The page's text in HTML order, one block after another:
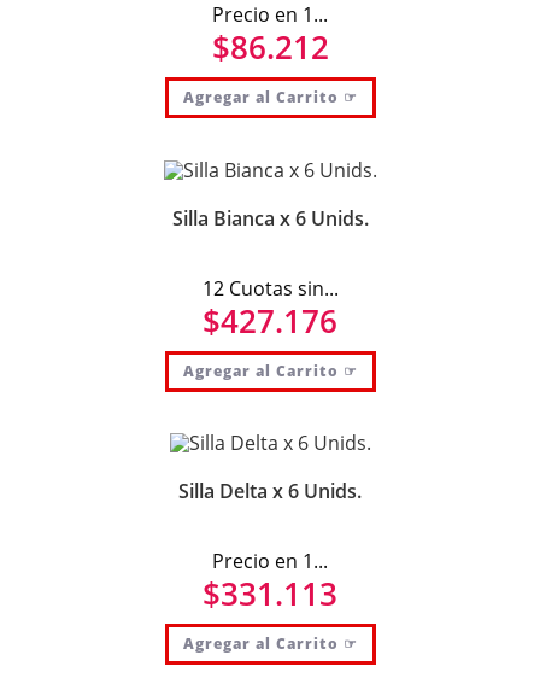
Precio en 1...
$86.212
Agregar al Carrito ☞
Silla Bianca x 6 Unids.
12 Cuotas sin...
$427.176
Agregar al Carrito ☞
Silla Delta x 6 Unids.
Precio en 1...
$331.113
Agregar al Carrito ☞